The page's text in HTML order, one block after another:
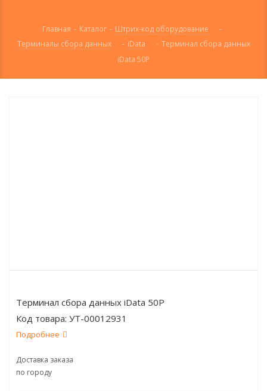
Главная - Каталог - Штрих-код оборудование
-
Терминалы сбора данных
- iData - Терминал сбора данных
iData 50P
Терминал сбора данных iData 50P
Код товара: УТ-00012931
Подробнее
Доставка заказа
по городу